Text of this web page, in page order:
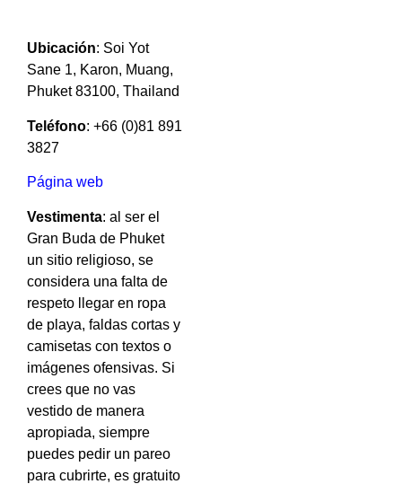
Ubicación: Soi Yot
Sane 1, Karon, Muang,
Phuket 83100, Thailand
Teléfono: +66 (0)81 891
3827
Página web
Vestimenta: al ser el
Gran Buda de Phuket
un sitio religioso, se
considera una falta de
respeto llegar en ropa
de playa, faldas cortas y
camisetas con textos o
imágenes ofensivas. Si
crees que no vas
vestido de manera
apropiada, siempre
puedes pedir un pareo
para cubrirte, es gratuito